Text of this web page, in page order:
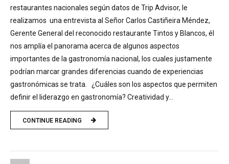
restaurantes nacionales según datos de Trip Advisor, le
realizamos una entrevista al Señor Carlos Castiñeira Méndez,
Gerente General del reconocido restaurante Tintos y Blancos, él
nos amplía el panorama acerca de algunos aspectos
importantes de la gastronomía nacional, los cuales justamente
podrían marcar grandes diferencias cuando de experiencias
gastronómicas se trata. ¿Cuáles son los aspectos que permiten
definir el liderazgo en gastronomía? Creatividad y...
CONTINUE READING